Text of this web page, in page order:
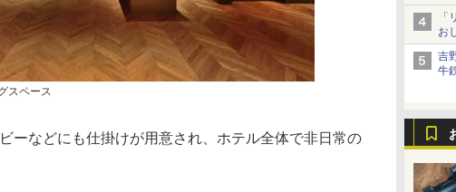
お
ザ
吉
牛
スペース
ーなどにも仕掛けが用意され、ホテル全体で非日常の